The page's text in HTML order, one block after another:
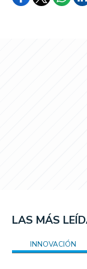
LAS MÁS
INNOVACIÓN